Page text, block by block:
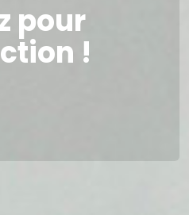
pour
!